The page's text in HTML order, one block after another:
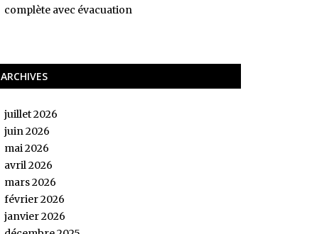
complète avec évacuation
ARCHIVES
juillet 2026
juin 2026
mai 2026
avril 2026
mars 2026
février 2026
janvier 2026